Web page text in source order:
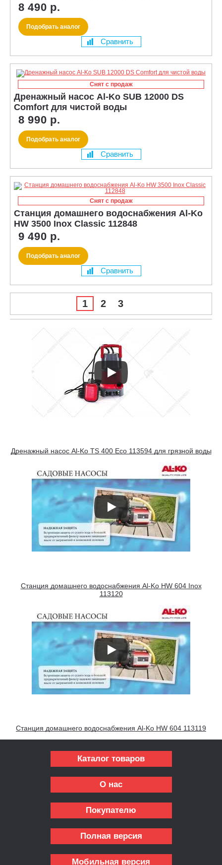
8 490 р.
Подобрать аналог
Сравнить
Снят с продаж
Дренажный насос Al-Ko SUB 12000 DS
Comfort для чистой воды
8 990 р.
Подобрать аналог
Сравнить
Снят с продаж
Станция домашнего водоснабжения Al-Ko
HW 3500 Inox Classic 112848
9 490 р.
Подобрать аналог
Сравнить
1 2 3
Дренажный насос Al-Ko TS 400 Eco 113594 для грязной воды
Станция домашнего водоснабжения Al-Ko HW 604 Inox
113120
Станция домашнего водоснабжения Al-Ko HW 604 113119
Каталог товаров
О нас
Покупателю
Полная версия
Мобильная версия